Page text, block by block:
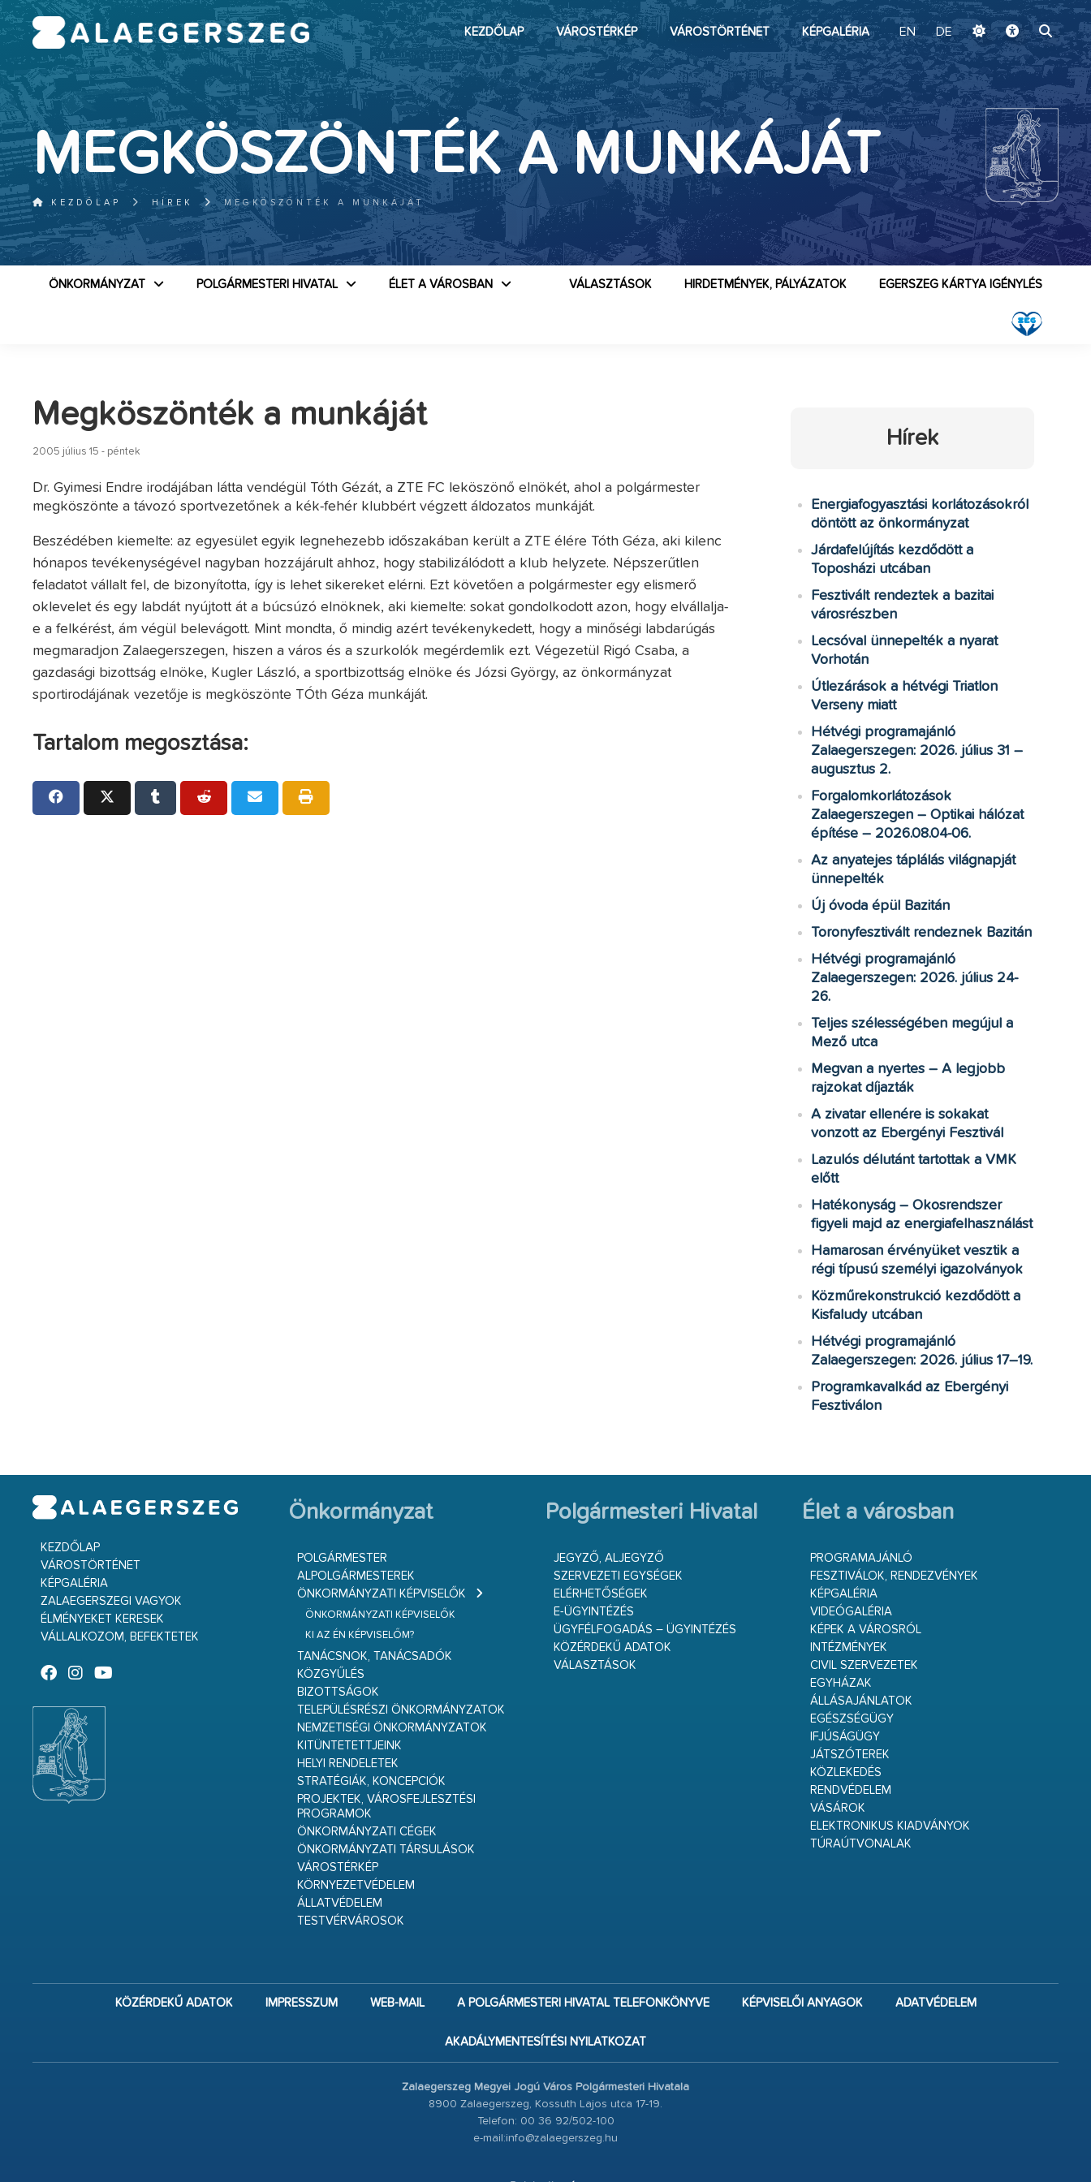
ugrás a fő tartalomhoz
KEZDŐLAP VÁROSTÉRKÉP VÁROSTÖRTÉNET KÉPGALÉRIA EN DE
MEGKÖSZÖNTÉK A MUNKÁJÁT
KEZDŐLAP HÍREK MEGKÖSZÖNTÉK A MUNKÁJÁT
ÖNKORMÁNYZAT POLGÁRMESTERI HIVATAL ÉLET A VÁROSBAN EGERSZEG KÁRTYA IGÉNYLÉS
HIRDETMÉNYEK, PÁLYÁZATOK
VÁLASZTÁSOK
Megköszönték a munkáját
2005 július 15 - péntek
Dr. Gyimesi Endre irodájában látta vendégül Tóth Gézát, a ZTE FC leköszönő elnökét, ahol a polgármester
megköszönte a távozó sportvezetőnek a kék-fehér klubbért végzett áldozatos munkáját.
Beszédében kiemelte: az egyesület egyik legnehezebb időszakában került a ZTE élére Tóth Géza, aki kilenc
hónapos tevékenységével nagyban hozzájárult ahhoz, hogy stabilizálódott a klub helyzete. Népszerűtlen
feladatot vállalt fel, de bizonyította, így is lehet sikereket elérni. Ezt követően a polgármester egy elismerő
oklevelet és egy labdát nyújtott át a búcsúzó elnöknek, aki kiemelte: sokat gondolkodott azon, hogy elvállalja-
e a felkérést, ám végül belevágott. Mint mondta, ő mindig azért tevékenykedett, hogy a minőségi labdarúgás
megmaradjon Zalaegerszegen, hiszen a város és a szurkolók megérdemlik ezt. Végezetül Rigó Csaba, a
gazdasági bizottság elnöke, Kugler László, a sportbizottság elnöke és Józsi György, az önkormányzat
sportirodájának vezetője is megköszönte TÓth Géza munkáját.
Tartalom megosztása:
Hírek
Energiafogyasztási korlátozásokról
döntött az önkormányzat
Járdafelújítás kezdődött a
Toposházi utcában
Fesztivált rendeztek a bazitai
városrészben
Lecsóval ünnepelték a nyarat
Vorhotán
Útlezárások a hétvégi Triatlon
Verseny miatt
Hétvégi programajánló
Zalaegerszegen: 2026. július 31 –
augusztus 2.
Forgalomkorlátozások
Zalaegerszegen – Optikai hálózat
építése – 2026.08.04-06.
Az anyatejes táplálás világnapját
ünnepelték
Új óvoda épül Bazitán
Toronyfesztivált rendeznek Bazitán
Hétvégi programajánló
Zalaegerszegen: 2026. július 24-
26.
Teljes szélességében megújul a
Mező utca
Megvan a nyertes – A legjobb
rajzokat díjazták
A zivatar ellenére is sokakat
vonzott az Ebergényi Fesztivál
Lazulós délutánt tartottak a VMK
előtt
Hatékonyság – Okosrendszer
figyeli majd az energiafelhasználást
Hamarosan érvényüket vesztik a
régi típusú személyi igazolványok
Közműrekonstrukció kezdődött a
Kisfaludy utcában
Hétvégi programajánló
Zalaegerszegen: 2026. július 17–19.
Programkavalkád az Ebergényi
Fesztiválon
KEZDŐLAP
VÁROSTÖRTÉNET
KÉPGALÉRIA
ZALAEGERSZEGI VAGYOK
ÉLMÉNYEKET KERESEK
VÁLLALKOZOM, BEFEKTETEK
Önkormányzat
POLGÁRMESTER
ALPOLGÁRMESTEREK
ÖNKORMÁNYZATI KÉPVISELŐK
ÖNKORMÁNYZATI KÉPVISELŐK
KI AZ ÉN KÉPVISELŐM?
TANÁCSNOK, TANÁCSADÓK
KÖZGYŰLÉS
BIZOTTSÁGOK
TELEPÜLÉSRÉSZI ÖNKORMÁNYZATOK
NEMZETISÉGI ÖNKORMÁNYZATOK
KITÜNTETETTJEINK
HELYI RENDELETEK
STRATÉGIÁK, KONCEPCIÓK
PROJEKTEK, VÁROSFEJLESZTÉSI
PROGRAMOK
ÖNKORMÁNYZATI CÉGEK
ÖNKORMÁNYZATI TÁRSULÁSOK
VÁROSTÉRKÉP
KÖRNYEZETVÉDELEM
ÁLLATVÉDELEM
TESTVÉRVÁROSOK
Polgármesteri Hivatal
JEGYZŐ, ALJEGYZŐ
SZERVEZETI EGYSÉGEK
ELÉRHETŐSÉGEK
E-ÜGYINTÉZÉS
ÜGYFÉLFOGADÁS – ÜGYINTÉZÉS
KÖZÉRDEKŰ ADATOK
VÁLASZTÁSOK
Élet a városban
PROGRAMAJÁNLÓ
FESZTIVÁLOK, RENDEZVÉNYEK
KÉPGALÉRIA
VIDEÓGALÉRIA
KÉPEK A VÁROSRÓL
INTÉZMÉNYEK
CIVIL SZERVEZETEK
EGYHÁZAK
ÁLLÁSAJÁNLATOK
EGÉSZSÉGÜGY
IFJÚSÁGÜGY
JÁTSZÓTEREK
KÖZLEKEDÉS
RENDVÉDELEM
VÁSÁROK
ELEKTRONIKUS KIADVÁNYOK
TÚRAÚTVONALAK
KÖZÉRDEKŰ ADATOK IMPRESSZUM WEB-MAIL A POLGÁRMESTERI HIVATAL TELEFONKÖNYVE KÉPVISELŐI ANYAGOK ADATVÉDELEM
AKADÁLYMENTESÍTÉSI NYILATKOZAT
Zalaegerszeg Megyei Jogú Város Polgármesteri Hivatala
8900 Zalaegerszeg, Kossuth Lajos utca 17-19.
Telefon: 00 36 92/502-100
e-mail:info@zalaegerszeg.hu